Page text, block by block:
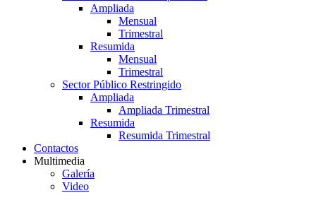
Ampliada
Mensual
Trimestral
Resumida
Mensual
Trimestral
Sector Público Restringido
Ampliada
Ampliada Trimestral
Resumida
Resumida Trimestral
Contactos
Multimedia
Galería
Video